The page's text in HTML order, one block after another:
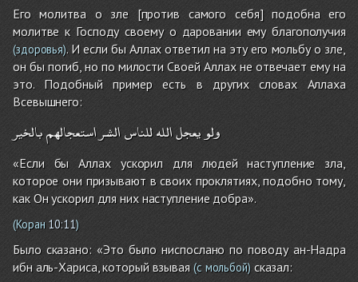
Его молитва о зле [против самого себя] подобна его
молитве к Господу своему о даровании ему благополучия
(здоровья). И если бы Аллах ответил на эту его мольбу о зле,
он бы погиб, но по милости Своей Аллах не отвечает ему на
это. Подобный пример есть в других словах Аллаха
Всевышнего:
ولويعجلاللهللناسالشراستعجالهمبالخير
«Если бы Аллах ускорил для людей наступление зла,
которое они призывают в своих проклятиях, подобно тому,
как Он ускорил для них наступление добра».
(Коран 10:11)
Было сказано: «Это было ниспослано по поводу ан-Надра
ибн аль-Хариса, который взывая (с мольбой)сказал: